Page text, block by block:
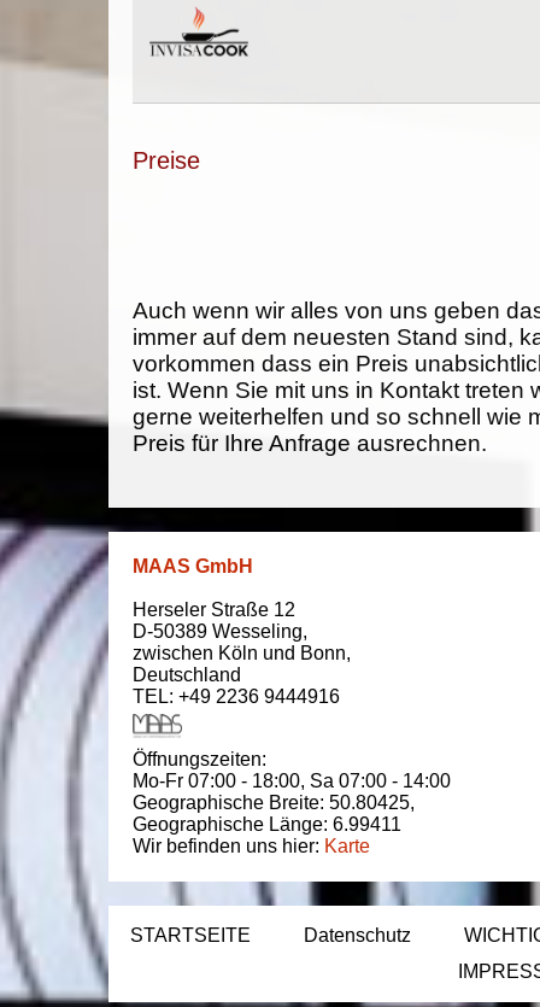
Preise
Auch wenn wir alles von uns geben
immer auf dem neuesten Stand sind,
vorkommen dass ein Preis
ist. Wenn Sie mit uns in Kontakt treten
gerne weiterhelfen und so schnell wie
Preis für Ihre Anfrage ausrechnen.
MAAS GmbH
Herseler Straße 12
D-50389 Wesseling,
zwischen Köln und Bonn,
Deutschland
TEL: +49 2236 9444916
Öffnungszeiten:
Mo-Fr 07:00 - 18:00, Sa 07:00 - 14:00
Geographische Breite: 50.80425,
Geographische Länge: 6.99411
Wir befinden uns hier: Karte
STARTSEITE Datenschutz